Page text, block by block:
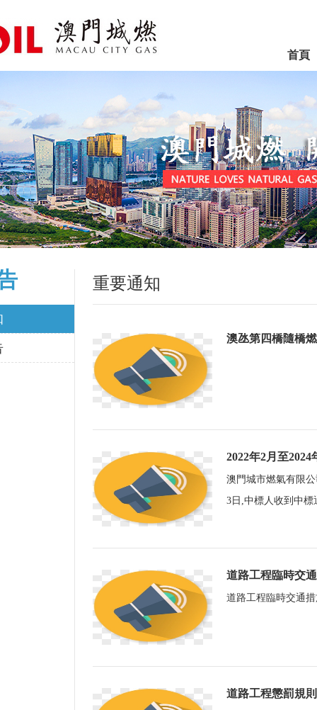
首頁
重要通知
澳氹第四橋隨橋
2022年2月至
澳門城市燃氣有限
3日,中標人收到中標
道路工程臨時交
道路工程臨時交通
道路工程懲罰規則